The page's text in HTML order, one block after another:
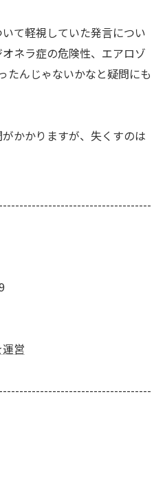
て軽視していた発言につい
ネラ症の危険性、エアロゾ
んじゃないかなと疑問にも
かかりますが、失くすのは
営